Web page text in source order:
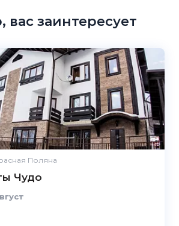
заинтересует
Поляна
Чудо